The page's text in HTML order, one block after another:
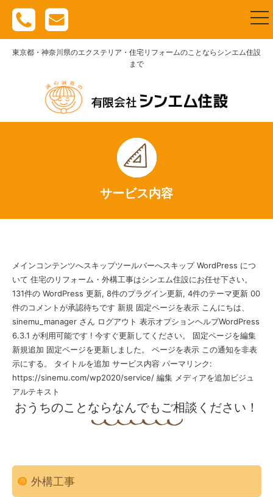
東京都・神奈川県のエクステリア・住宅リフォームのことならシンエム住設
まで
サービス内容
メインコンテンツへスキップツールバーへスキップ WordPress につ
いて 住宅のリフォーム・外構工事はシンエム住設にお任せ下さい。
131件の WordPress 更新, 8件のプラグイン更新, 4件のテーマ更新 00
件のコメントが承認待ちです 新規 固定ページを表示 こんにちは、
sinemu_manager さん ログアウト 表示オプションヘルプWordPress
6.3.1 が利用可能です ! 今すぐ更新してください。 固定ページを編集
新規追加 固定ページを更新しました。 ページを表示 この通知を非表
示にする。 タイトルを追加 サービス内容 パーマリンク:
https://sinemu.com/wp2020/service/ ‎編集 メディアを追加ビジュ
アルテキスト
おうちのことならなんでもご相談ください！
外構工事